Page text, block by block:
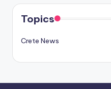
Topics
Crete News